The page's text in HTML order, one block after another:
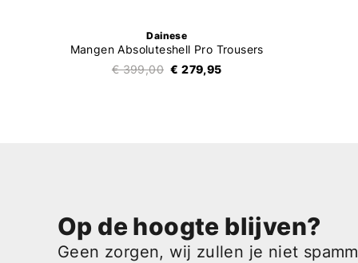
Dainese
Mangen Absoluteshell Pro Trousers
€ 399,00 € 279,95
Op de hoogte blijven?
Geen zorgen, wij zullen je niet